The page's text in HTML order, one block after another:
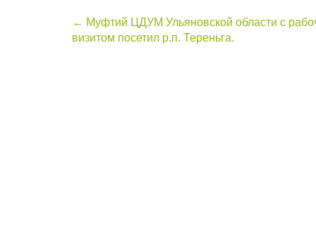
Post
← Муфтий ЦДУМ Ульяновской области с
визитом посетил р.п. Тереньга.